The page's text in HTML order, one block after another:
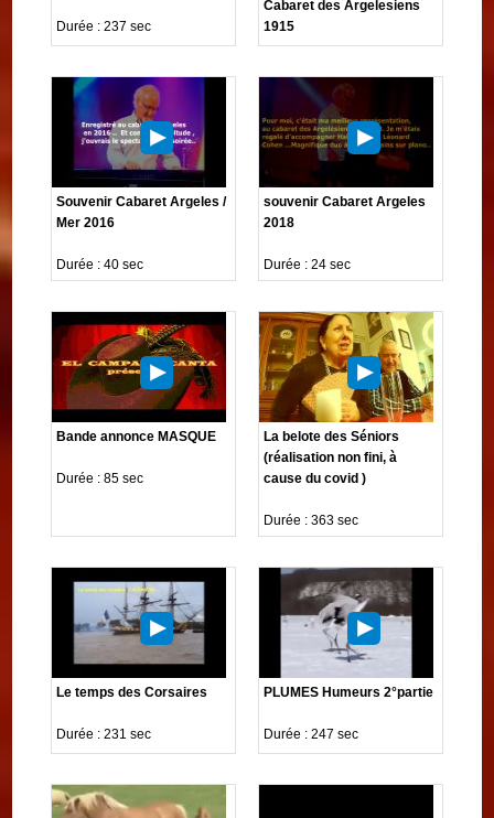
Durée : 237 sec
Cabaret des Argelesiens
1915
Souvenir Cabaret Argeles /
Mer 2016
Durée : 40 sec
souvenir Cabaret Argeles
2018
Durée : 24 sec
Bande annonce MASQUE
Durée : 85 sec
La belote des Séniors
(réalisation non fini, à
cause du covid )
Durée : 363 sec
Le temps des Corsaires
Durée : 231 sec
PLUMES Humeurs 2°partie
Durée : 247 sec